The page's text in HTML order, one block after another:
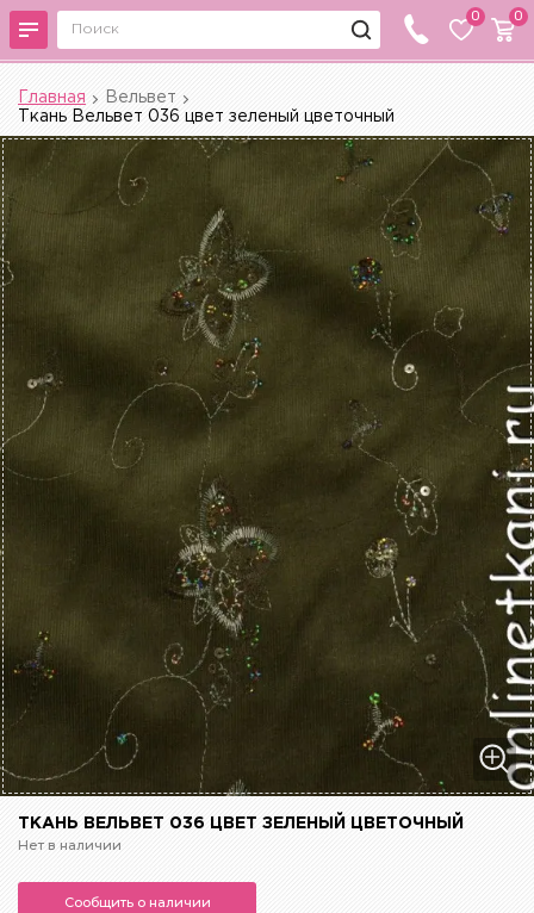
0 0
Главная
Вельвет
Ткань Вельвет 036 цвет зеленый цветочный
ТКАНЬ ВЕЛЬВЕТ 036 ЦВЕТ ЗЕЛЕНЫЙ ЦВЕТОЧНЫЙ
Нет в наличии
Сообщить о наличии